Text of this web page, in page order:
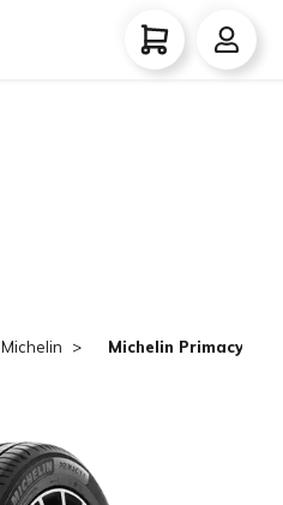
Michelin Michelin Primacy